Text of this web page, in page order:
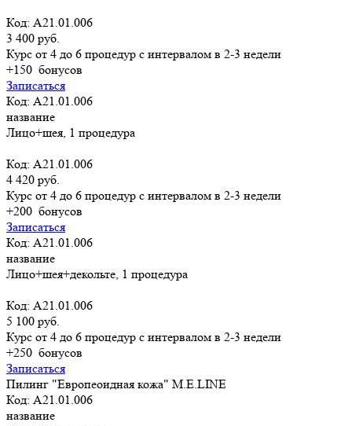
Код: А21.01.006
3 400 руб.
Курс от 4 до 6 процедур с интервалом в 2-3 недели
+150 бонусов
Записаться
Код: А21.01.006
название
Лицо+шея, 1 процедура
Код: А21.01.006
4 420 руб.
Курс от 4 до 6 процедур с интервалом в 2-3 недели
+200 бонусов
Записаться
Код: А21.01.006
название
Лицо+шея+декольте, 1 процедура
Код: А21.01.006
5 100 руб.
Курс от 4 до 6 процедур с интервалом в 2-3 недели
+250 бонусов
Записаться
Пилинг "Европеоидная кожа" M.E.LINE
Код: А21.01.006
название